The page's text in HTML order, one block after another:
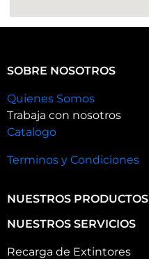
SOBRE NOSOTROS
Quienes Somos
Trabaja con nosotros
Catalogo
Terminos y Condiciones
NUESTROS PRODUCTOS
NUESTROS SERVICIOS
Recarga de Extintores